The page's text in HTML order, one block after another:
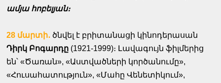
ամյա հոբելյան։
28 մարտի․ ծնվել է բրիտանացի կինոդերասան
Դիրկ Բոգարդը (1921-1999)։ Լավագույն ֆիլմերից
են՝ «Ծառան», «Աստվածների կործանումը»,
«Հուսահատություն», «Մահը Վենետիկում»,